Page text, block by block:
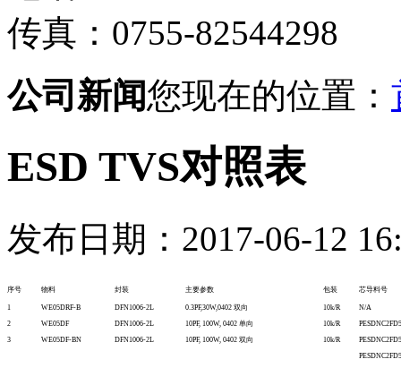
传真：0755-82544298
公司新闻您现在的位置：
ESD TVS对照表
发布日期：2017-06-12
序号 物料 封装 主要参数 包装 芯导料号
1 WE05DRF-B DFN1006-2L 0.3PF,30W,0402 双向 10k/R
N/A
2
WE05DF DFN1006-2L 10PF, 100W, 0402 单向 10k/R
3
WE05DF-BN DFN1006-2L 10PF, 100W, 0402 双向 10k/R